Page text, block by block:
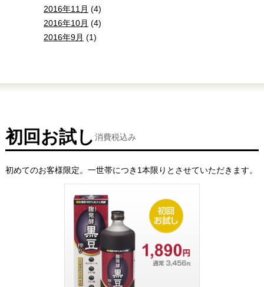
2016年11月 (4)
2016年10月 (4)
2016年9月 (1)
初回お試し 消費税込み
初めてのお客様限定。一世帯につき1本限りとさせていただきます。